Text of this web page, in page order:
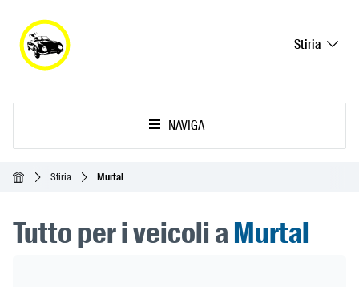
Stiria
NAVIGA
Home Stiria Murtal
Tutto per i veicoli aMurtal